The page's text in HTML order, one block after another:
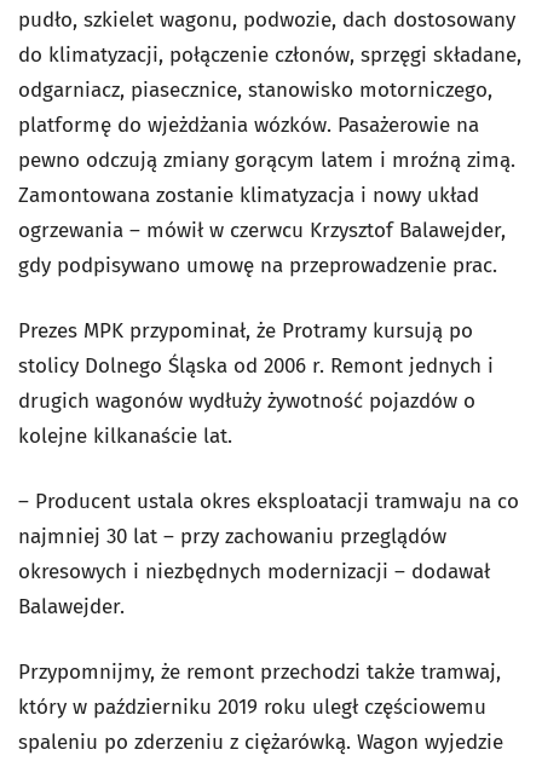
pudło, szkielet wagonu, podwozie, dach dostosowany
do klimatyzacji, połączenie członów, sprzęgi składane,
odgarniacz, piasecznice, stanowisko motorniczego,
platformę do wjeżdżania wózków. Pasażerowie na
pewno odczują zmiany gorącym latem i mroźną zimą.
Zamontowana zostanie klimatyzacja i nowy układ
ogrzewania – mówił w czerwcu Krzysztof Balawejder,
gdy podpisywano umowę na przeprowadzenie prac.
Prezes MPK przypominał, że Protramy kursują po
stolicy Dolnego Śląska od 2006 r. Remont jednych i
drugich wagonów wydłuży żywotność pojazdów o
kolejne kilkanaście lat.
– Producent ustala okres eksploatacji tramwaju na co
najmniej 30 lat – przy zachowaniu przeglądów
okresowych i niezbędnych modernizacji – dodawał
Balawejder.
Przypomnijmy, że remont przechodzi także tramwaj,
który w październiku 2019 roku uległ częściowemu
spaleniu po zderzeniu z ciężarówką. Wagon wyjedzie